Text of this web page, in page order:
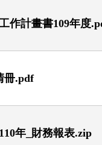
作計畫書109年度
冊.pdf
年_財務報表.zip